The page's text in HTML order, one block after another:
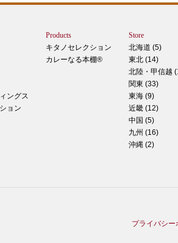
ングス
ョン
Products
キタノセレクション
カレーなる本棚®
Store
北海道 (5)
東北 (14)
北陸・甲信越
関東 (33)
東海 (9)
近畿 (12)
中国 (5)
九州 (16)
沖縄 (2)
プライバシー